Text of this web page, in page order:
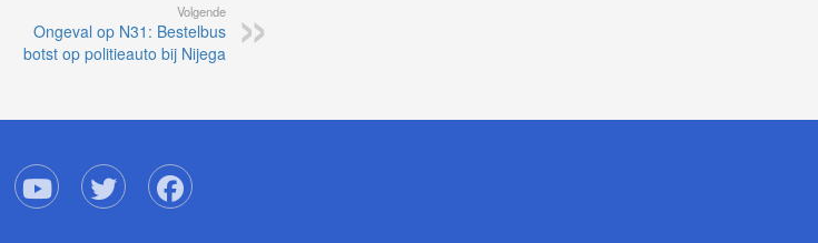
Volgende
Ongeval op N31: Bestelbus
botst op politieauto bij Nijega